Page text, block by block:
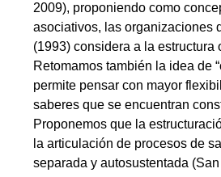
2009), proponiendo como
asociativos, las organizaciones
(1993) considera a la
Retomamos también la idea de
permite pensar con mayor
saberes que se encuentran
Proponemos que la
la articulación de procesos de
separada y autosustentada